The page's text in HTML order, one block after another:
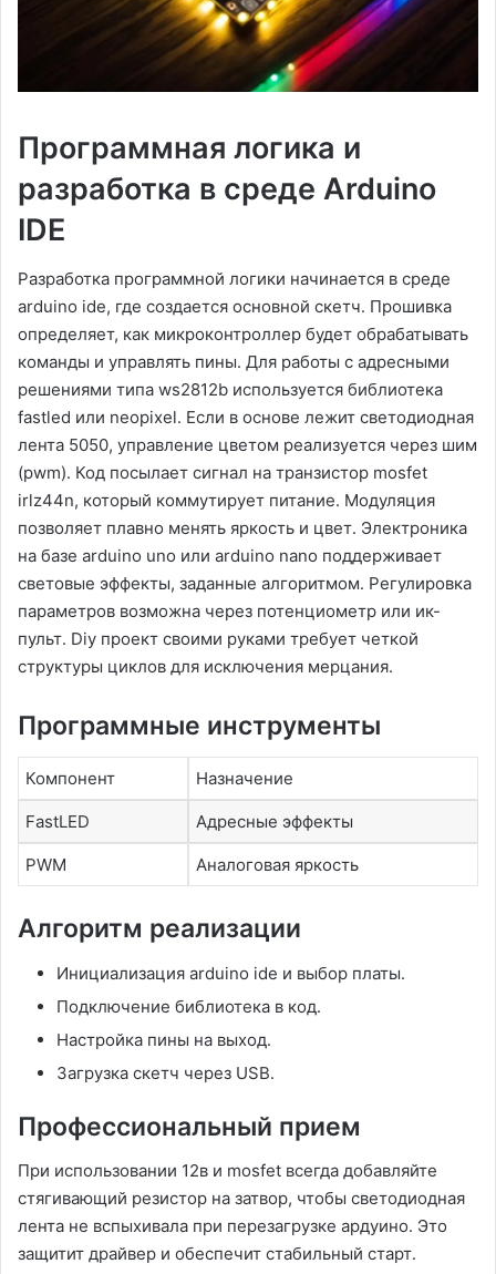
Программная логика и
разработка в среде Arduino
IDE
Разработка программной логики начинается в среде
arduino ide, где создается основной скетч․ Прошивка
определяет, как микроконтроллер будет обрабатывать
команды и управлять пины․ Для работы с адресными
решениями типа ws2812b используется библиотека
fastled или neopixel․ Если в основе лежит светодиодная
лента 5050, управление цветом реализуется через шим
(pwm)․ Код посылает сигнал на транзистор mosfet
irlz44n, который коммутирует питание․ Модуляция
позволяет плавно менять яркость и цвет․ Электроника
на базе arduino uno или arduino nano поддерживает
световые эффекты, заданные алгоритмом․ Регулировка
параметров возможна через потенциометр или ик-
пульт․ Diy проект своими руками требует четкой
структуры циклов для исключения мерцания․
Программные инструменты
Компонент Назначение
FastLED Адресные эффекты
PWM Аналоговая яркость
Алгоритм реализации
Инициализация arduino ide и выбор платы․
Подключение библиотека в код․
Настройка пины на выход․
Загрузка скетч через USB․
Профессиональный прием
При использовании 12в и mosfet всегда добавляйте
стягивающий резистор на затвор, чтобы светодиодная
лента не вспыхивала при перезагрузке ардуино․ Это
защитит драйвер и обеспечит стабильный старт․